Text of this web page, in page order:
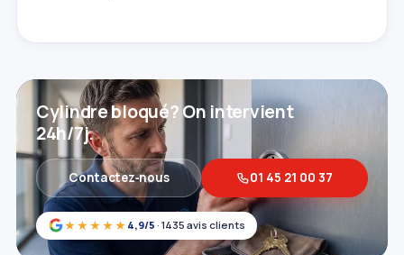
★★★★★ 4,9/5 · 1435 avis clients
Cylindre bloqué? On intervient
24h/7j.
Contactez‑nous 01 45 21 00 37